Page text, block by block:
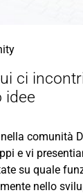
ci
idee
comunità
e vi
su quale
nello